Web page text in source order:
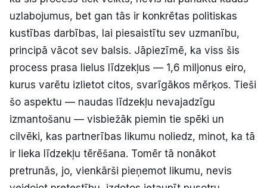
uzlabojumus, bet gan tās ir konkrētas politiskas
kustības darbības, lai piesaistītu sev uzmanību,
principā vācot sev balsis. Jāpiezīmē, ka viss šis
process prasa lielus līdzekļus — 1,6 miljonus eiro,
kurus varētu izlietot citos, svarīgākos mērķos. Tieši
šo aspektu — naudas līdzekļu nevajadzīgu
izmantošanu — visbiežāk piemin tie spēki un
cilvēki, kas partnerības likumu noliedz, minot, ka tā
ir lieka līdzekļu tērēšana. Tomēr tā nonākot
pretrunās, jo, vienkārši pieņemot likumu, nevis